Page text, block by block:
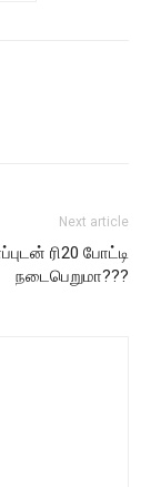
Next article
ரி20 போட்டி
நடைபெறுமா???